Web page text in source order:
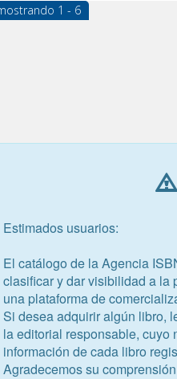
1 - 6
Estimados usuarios:
El catálogo de la Agencia
clasificar y dar visibilidad a la
una plataforma de
Si desea adquirir algún libro,
la editorial responsable, cuyo
información de cada libro
Agradecemos su